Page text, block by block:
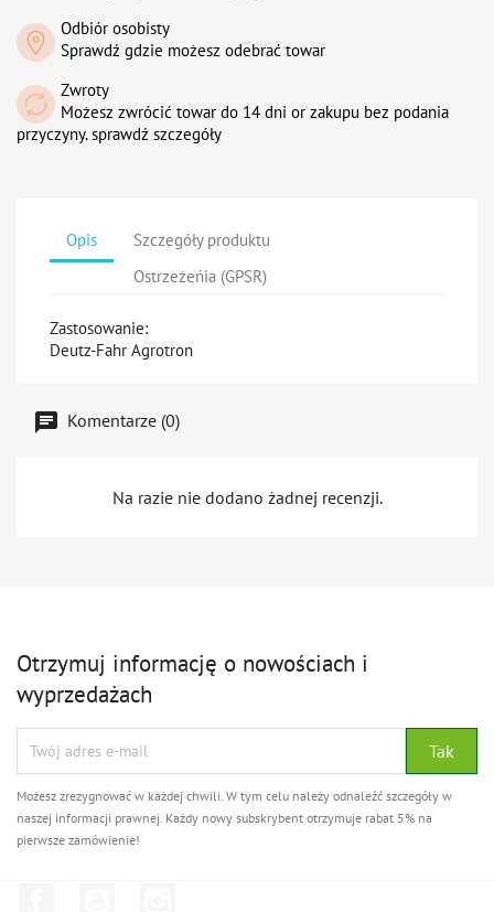
Odbiór osobisty
Sprawdź gdzie możesz odebrać towar
Zwroty
Możesz zwrócić towar do 14 dni or zakupu bez podania
przyczyny. sprawdź szczegóły
Opis
Szczegóły produktu
Ostrzeżeńia (GPSR)
Zastosowanie:
Deutz-Fahr Agrotron
Komentarze (0)
Na razie nie dodano żadnej recenzji.
Otrzymuj informację o nowościach i
wyprzedażach
Możesz zrezygnować w każdej chwili. W tym celu należy odnaleźć szczegóły w
naszej informacji prawnej. Każdy nowy subskrybent otrzymuje rabat 5% na
pierwsze zamówienie!